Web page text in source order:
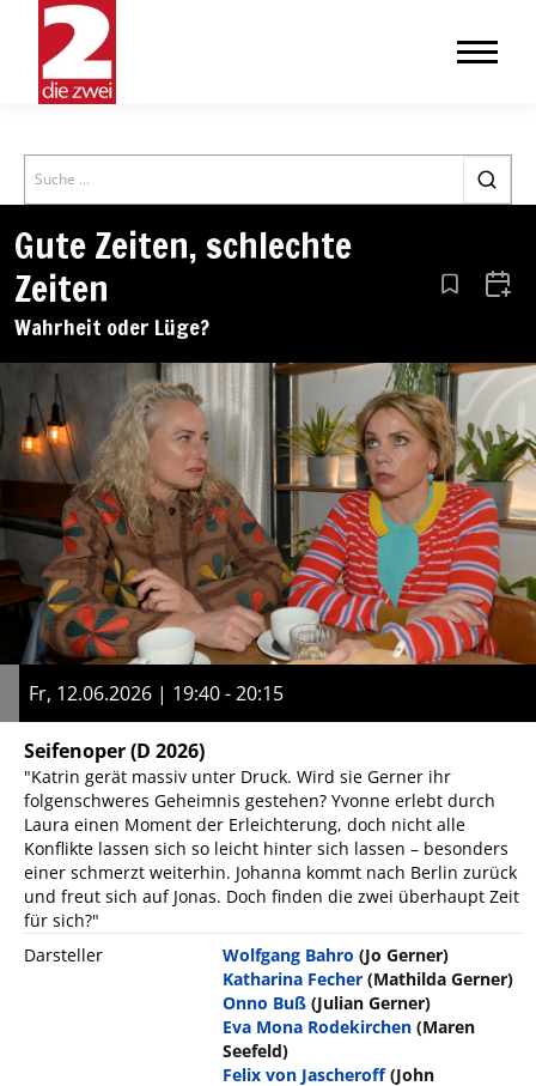
Search
Gute Zeiten, schlechte
Zeiten
Wahrheit oder Lüge?
Aus den
Fr, 12.06.2026 | 19:40 - 20:15
Seifenoper(D 2026)
"Katrin gerät massiv unter Druck. Wird sie Gerner ihr
folgenschweres Geheimnis gestehen? Yvonne erlebt durch
Laura einen Moment der Erleichterung, doch nicht alle
Konflikte lassen sich so leicht hinter sich lassen – besonders
einer schmerzt weiterhin. Johanna kommt nach Berlin zurück
und freut sich auf Jonas. Doch finden die zwei überhaupt Zeit
für sich?"
Darsteller
Wolfgang Bahro (Jo Gerner)
Katharina Fecher (Mathilda Gerner)
Onno Buß (Julian Gerner)
Eva Mona Rodekirchen (Maren
Seefeld)
Felix von Jascheroff (John